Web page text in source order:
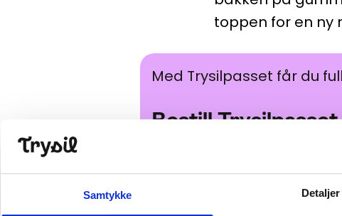
Samtykke Detaljer
toppen for en ny
Bestill Trysilpasset her
Bestill
Med Trysilpasset får du
Mountain
Prøv elektriske